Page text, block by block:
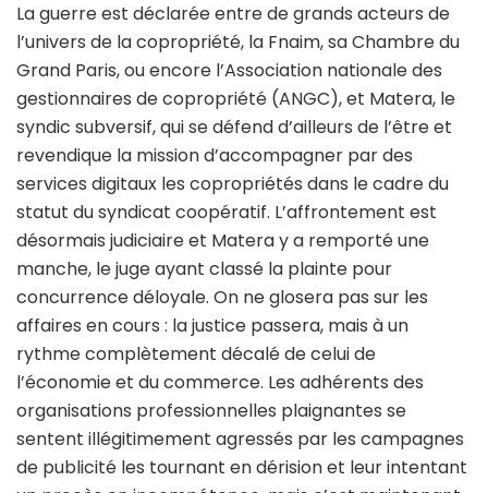
La guerre est déclarée entre de grands acteurs de
l’univers de la copropriété, la Fnaim, sa Chambre du
Grand Paris, ou encore l’Association nationale des
gestionnaires de copropriété (ANGC), et Matera, le
syndic subversif, qui se défend d’ailleurs de l’être et
revendique la mission d’accompagner par des
services digitaux les copropriétés dans le cadre du
statut du syndicat coopératif. L’affrontement est
désormais judiciaire et Matera y a remporté une
manche, le juge ayant classé la plainte pour
concurrence déloyale. On ne glosera pas sur les
affaires en cours : la justice passera, mais à un
rythme complètement décalé de celui de
l’économie et du commerce. Les adhérents des
organisations professionnelles plaignantes se
sentent illégitimement agressés par les campagnes
de publicité les tournant en dérision et leur intentant